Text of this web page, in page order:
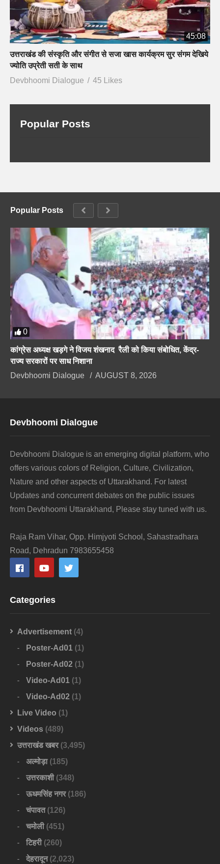
45:08
उत्तराखंड की संस्कृति और संगीत से सजा खास कार्यक्रम सुर संगम देखिये
ज्योति उप्रेती सती के साथ
Devbhoomi Dialogue
45 Likes
Popular Posts
Popular Posts
0
कांग्रेस अध्यक्ष खड़गे ने विजय शंखनाद रैली को किया संबोधित, केंद्र-
राज्य सरकारों पर साध निशाना
Devbhoomi Dialogue
AUGUST 8, 2026
Devbhoomi Dialogue
Devbhoomi Dialogue is an emerging digital platform, who
offers various colors of Religion, Culture, Civilization,
Nature and other aspects of Uttarakhand. For latest
Updates and concurrent debates on the public issues
from Devbhoomi Uttarakhand, Please stay tuned with us.
Raja Ram Vihar, Opp. Himjyoti School, Sahastradhara
Road, Dehradun 7983655458
Categories
Advertisement (4)
Poster-Ad01 (1)
Poster-Ad02 (1)
Video-Ad01 (1)
Video-Ad02 (1)
Live Video (1)
Videos (489)
उत्तराखंड खबर(3,495)
अल्मोड़ा(185)
उत्तरकाशी(348)
ऊधमसिंह नगर(186)
चंपावत(126)
चमोली(451)
टिहरी(260)
देहरादून(2,023)